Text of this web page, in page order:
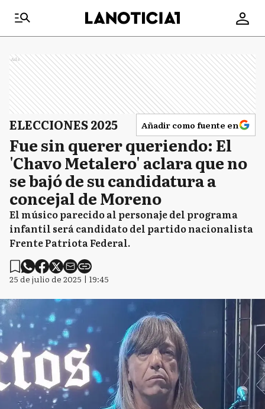
Ads
ELECCIONES 2025 Añadir como fuente en
Fue sin querer queriendo: El
'Chavo Metalero' aclara que no
se bajó de su candidatura a
concejal de Moreno
El músico parecido al personaje del programa
infantil será candidato del partido nacionalista
Frente Patriota Federal.
25 de julio de 2025 | 19:45